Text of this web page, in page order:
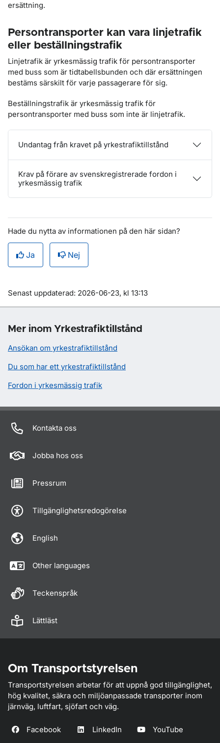
ersättning.
Persontransporter kan vara linjetrafik
eller beställningstrafik
Linjetrafik är yrkesmässig trafik för persontransporter
med buss som är tidtabellsbunden och där ersättningen
bestäms särskilt för varje passagerare för sig.
Beställningstrafik är yrkesmässig trafik för
persontransporter med buss som inte är linjetrafik.
Undantag från kravet på yrkestrafiktillstånd
Krav på förare av svenskregistrerade fordon i
yrkesmässig trafik
Hade du nytta av informationen på den här sidan?
Ja Nej
Om sidan
Senast uppdaterad: 2026-06-23, kl 13:13
Mer inom Yrkestrafiktillstånd
Ansökan om yrkestrafiktillstånd
Du som har ett yrkestrafiktillstånd
Fordon i yrkesmässig trafik
Kontakta oss
Jobba hos oss
Pressrum
Tillgänglighetsredogörelse
English
Other languages
Teckenspråk
Lättläst
Om Transportstyrelsen
Transportstyrelsen arbetar för att uppnå god tillgänglighet,
hög kvalitet, säkra och miljöanpassade transporter inom
järnväg, luftfart, sjöfart och väg.
Facebook LinkedIn YouTube